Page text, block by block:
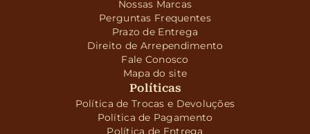
Nossas Marcas
Perguntas Frequentes
Prazo de Entrega
Direito de Arrependimento
Fale Conosco
Mapa do site
Políticas
Política de Trocas e Devoluções
Política de Pagamento
Política de Entrega